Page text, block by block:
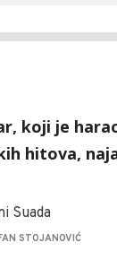
koji je
hitova,
STOJANOVIĆ